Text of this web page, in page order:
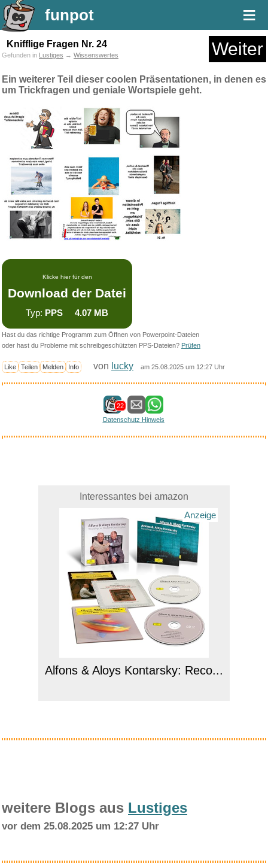
funpot ≡
Knifflige Fragen Nr. 24 Weiter
Gefunden in Lustiges → Wissenswertes
Ein weiterer Teil dieser coolen Präsentationen, in denen es
um Trickfragen und geniale Wortspiele geht.
Klicke hier für den
Download der Datei
Typ: PPS 4.07 MB
Hast du das richtige Programm zum Öffnen von Powerpoint-Dateien
oder hast du Probleme mit schreibgeschützten PPS-Dateien? Prüfen
Like Teilen Melden Info von lucky am 25.08.2025 um 12:27 Uhr
22
Datenschutz Hinweis
Interessantes bei amazon
Anzeige
Alfons & Aloys Kontarsky: Reco...
weitere Blogs aus Lustiges
vor dem 25.08.2025 um 12:27 Uhr